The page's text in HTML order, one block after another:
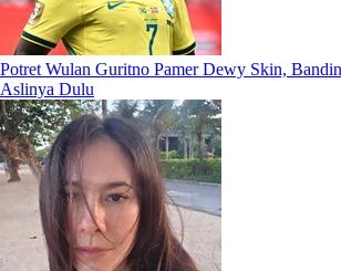
Potret Wulan Guritno Pamer Dewy Skin,
Aslinya Dulu